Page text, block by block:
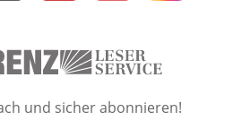
50 Lesefreude im Abo Jahre
und sicher abonnieren!